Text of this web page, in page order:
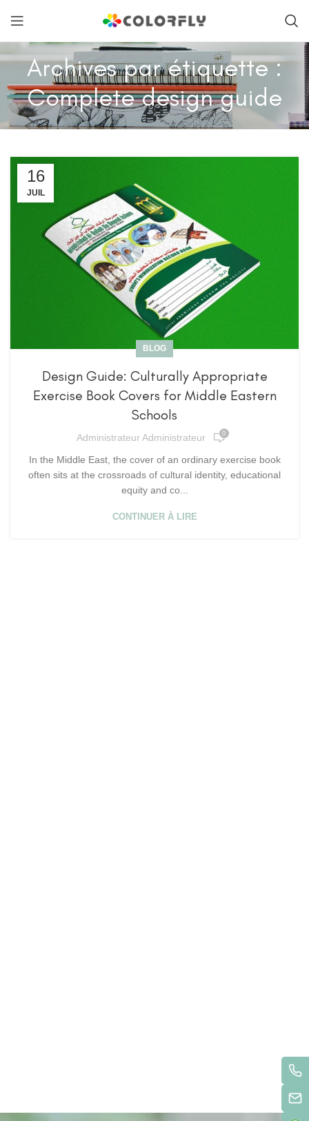
Archives par étiquette :
Complete design guide
16
JUIL
BLOG
Design Guide: Culturally Appropriate
Exercise Book Covers for Middle Eastern
Schools
Administrateur Administrateur 0
In the Middle East, the cover of an ordinary exercise book
often sits at the crossroads of cultural identity, educational
equity and co...
CONTINUER À LIRE